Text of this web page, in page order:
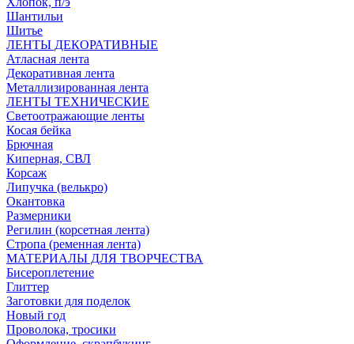
Шантильи
Шитье
ЛЕНТЫ ДЕКОРАТИВНЫЕ
Атласная лента
Декоративная лента
Металлизированная лента
ЛЕНТЫ ТЕХНИЧЕСКИЕ
Светоотражающие ленты
Косая бейка
Брючная
Киперная, СВЛ
Корсаж
Липучка (велькро)
Окантовка
Размерники
Регилин (корсетная лента)
Стропа (ременная лента)
МАТЕРИАЛЫ ДЛЯ ТВОРЧЕСТВА
Бисероплетение
Глиттер
Заготовки для поделок
Новый год
Проволока, тросики